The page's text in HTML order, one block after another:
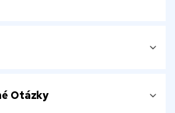
Otázky